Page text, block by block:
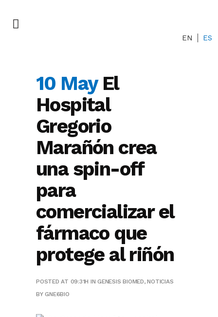
EN ES
10 MayEl
Hospital
Gregorio
Marañón crea
una spin-off
para
comercializar el
fármaco que
protege al riñón
POSTED AT 09:31H INGENESIS BIOMED,NOTICIAS
BYGNE6BIO